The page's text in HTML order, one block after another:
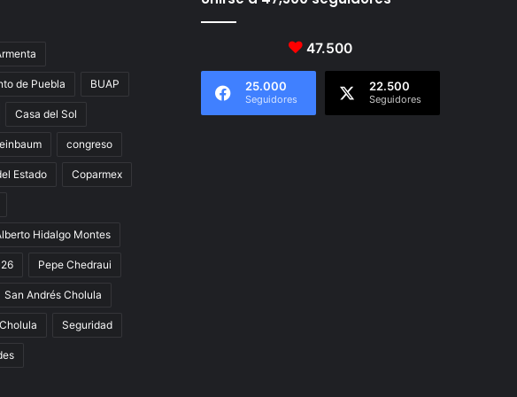
de Puebla BUAP
Casa del Sol
congreso
Estado Coparmex
Hidalgo Montes
Pepe Chedraui
San Andrés Cholula
Seguridad
47.500
25.000
Seguidores
22.500
Seguidores